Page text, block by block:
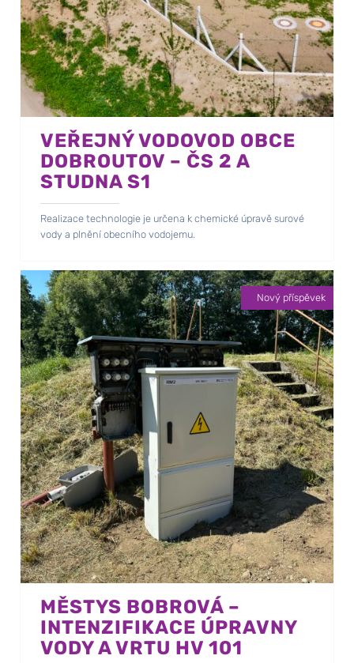
VEŘEJNÝ VODOVOD OBCE
DOBROUTOV – ČS 2 A
STUDNA S1
Realizace technologie je určena k chemické úpravě surové
vody a plnění obecního vodojemu.
Nový příspěvek
MĚSTYS BOBROVÁ –
INTENZIFIKACE ÚPRAVNY
VODY A VRTU HV 101